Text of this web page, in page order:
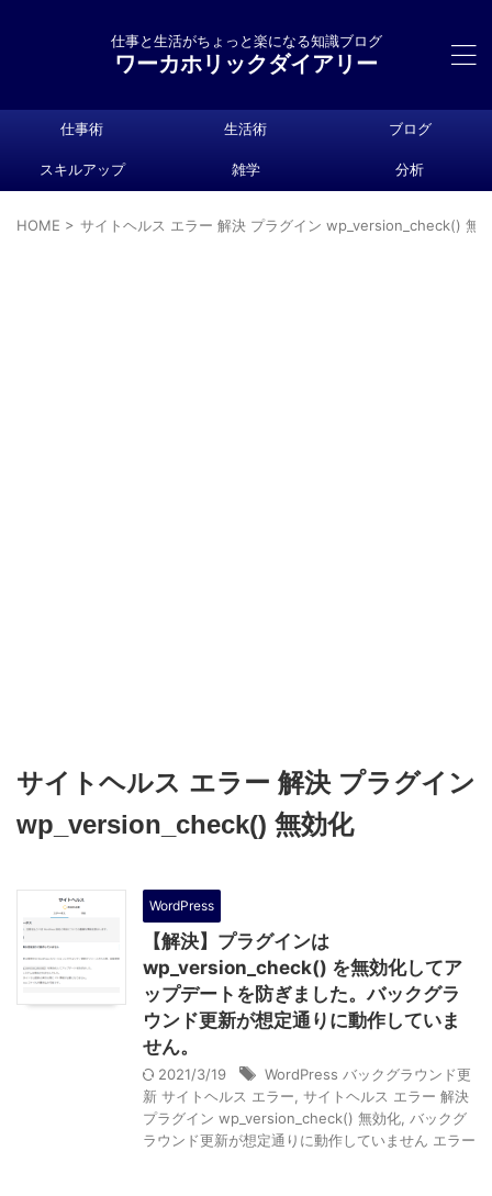
仕事と生活がちょっと楽になる知識ブログ
ワーカホリックダイアリー
仕事術 生活術 ブログ
スキルアップ 雑学 分析
HOME > サイトヘルス エラー 解決 プラグイン wp_version_check() 無
サイトヘルス エラー 解決 プラグイン
wp_version_check() 無効化
WordPress
【解決】プラグインは
wp_version_check() を無効化してア
ップデートを防ぎました。バックグラ
ウンド更新が想定通りに動作していま
せん。
2021/3/19
WordPress バックグラウンド更
新 サイトヘルス エラー サイトヘルス エラー 解決
プラグイン wp_version_check() 無効化 バックグ
ラウンド更新が想定通りに動作していません エラー